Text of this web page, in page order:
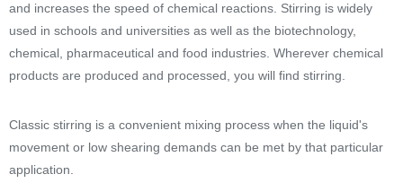
and increases the speed of chemical reactions. Stirring is widely
used in schools and universities as well as the biotechnology,
chemical, pharmaceutical and food industries. Wherever chemical
products are produced and processed, you will find stirring.
Classic stirring is a convenient mixing process when the liquid's
movement or low shearing demands can be met by that particular
application.